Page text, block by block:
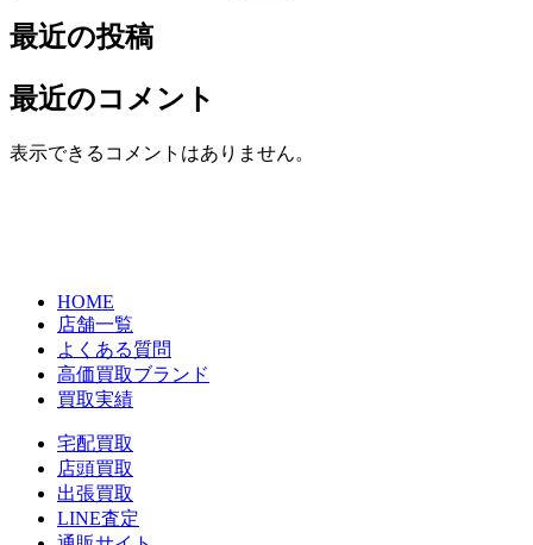
最近の投稿
最近のコメント
表示できるコメントはありません。
HOME
店舗一覧
よくある質問
高価買取ブランド
買取実績
宅配買取
店頭買取
出張買取
LINE査定